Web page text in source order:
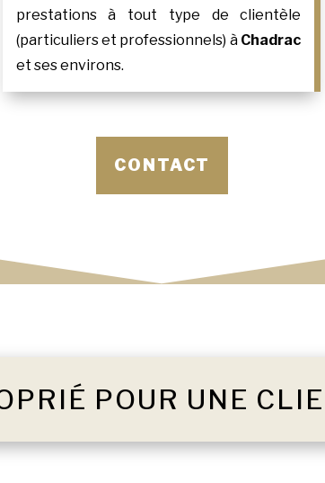
prestations à tout type de clientèle
(particuliers et professionnels) à Chadrac
et ses environs.
CONTACT
POUR UNE